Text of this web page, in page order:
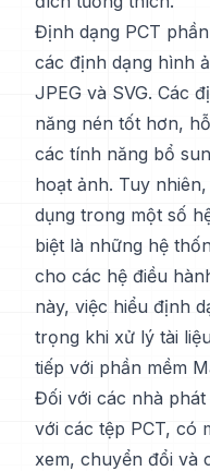
Định dạng PCT
các định dạng hình
JPEG và SVG. Các
năng nén tốt hơn,
các tính năng bổ
hoạt ảnh. Tuy
dụng trong một số
biệt là những hệ
cho các hệ điều
này, việc hiểu định
trọng khi xử lý tài
tiếp với phần mềm
Đối với các nhà
với các tệp PCT, có
xem, chuyển đổi và